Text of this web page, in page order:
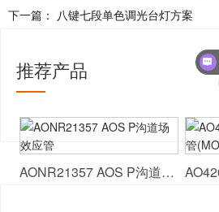
下一篇： 八键七段单色调光台灯方案
推荐产品
AONR21357 AOS P沟道场效应管